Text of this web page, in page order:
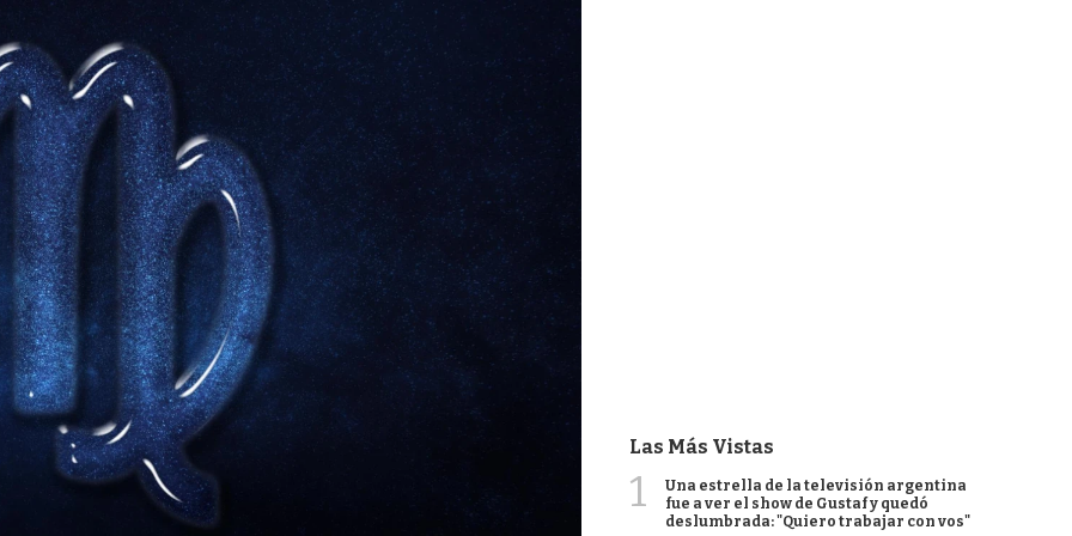
Las Más Vistas
1
Una estrella de la televisión argentina
fue a ver el show de Gustaf y quedó
deslumbrada: "Quiero trabajar con vos"